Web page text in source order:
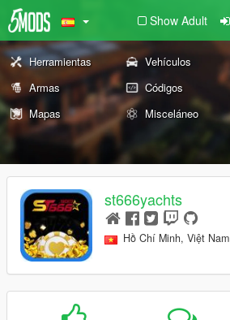
Show Adult
Herramientas Vehículos
Armas
Códigos
Mapas
Misceláneo
st666yachts
Hồ Chí Minh, Việt Nam